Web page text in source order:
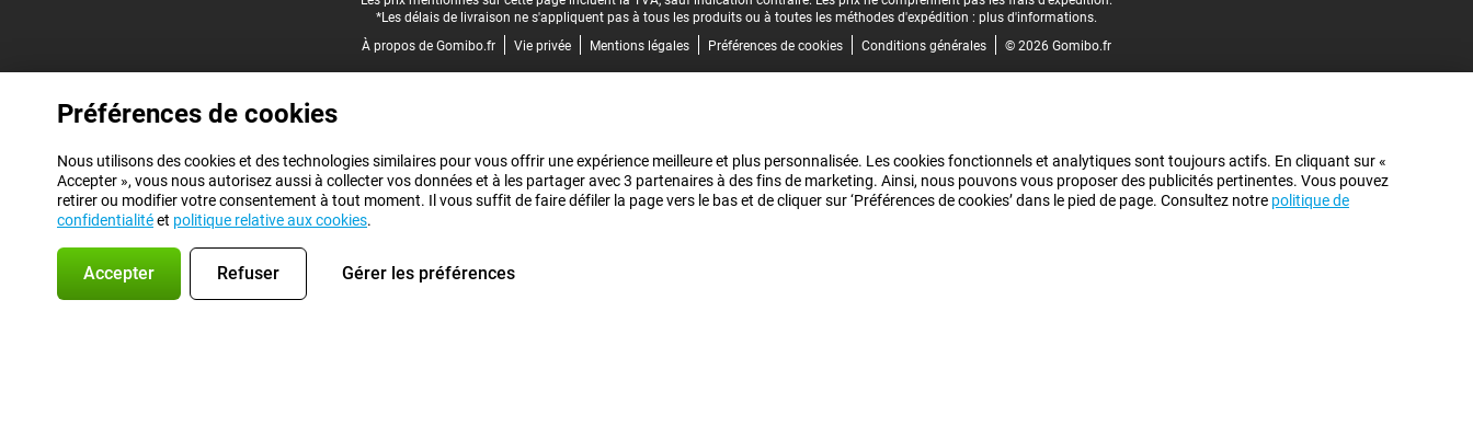
*Les délais de livraison ne s'appliquent pas à tous les produits ou à toutes les méthodes d'expédition : plus d'informations.
À propos de Gomibo.fr
Vie privée Mentions légales Préférences de cookies Conditions générales © 2026 Gomibo.fr
Préférences de cookies
Nous utilisons des cookies et des technologies similaires pour vous offrir une expérience meilleure et plus personnalisée. Les cookies fonctionnels et analytiques sont toujours actifs. En cliquant sur «
Accepter », vous nous autorisez aussi à collecter vos données et à les partager avec 3 partenaires à des fins de marketing. Ainsi, nous pouvons vous proposer des publicités pertinentes. Vous pouvez
retirer ou modifier votre consentement à tout moment. Il vous suffit de faire défiler la page vers le bas et de cliquer sur ‘Préférences de cookies’ dans le pied de page. Consultez notre politique de
confidentialitéet politique relative aux cookies.
Accepter Refuser Gérer les préférences